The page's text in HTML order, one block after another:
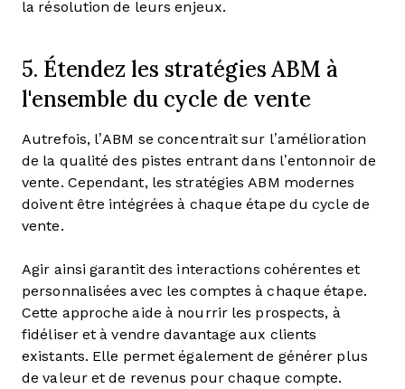
la résolution de leurs enjeux.
5. Étendez les stratégies ABM à
l'ensemble du cycle de vente
Autrefois, l’ABM se concentrait sur l’amélioration
de la qualité des pistes entrant dans l’entonnoir de
vente. Cependant, les stratégies ABM modernes
doivent être intégrées à chaque étape du cycle de
vente.
Agir ainsi garantit des interactions cohérentes et
personnalisées avec les comptes à chaque étape.
Cette approche aide à nourrir les prospects, à
fidéliser et à vendre davantage aux clients
existants. Elle permet également de générer plus
de valeur et de revenus pour chaque compte.